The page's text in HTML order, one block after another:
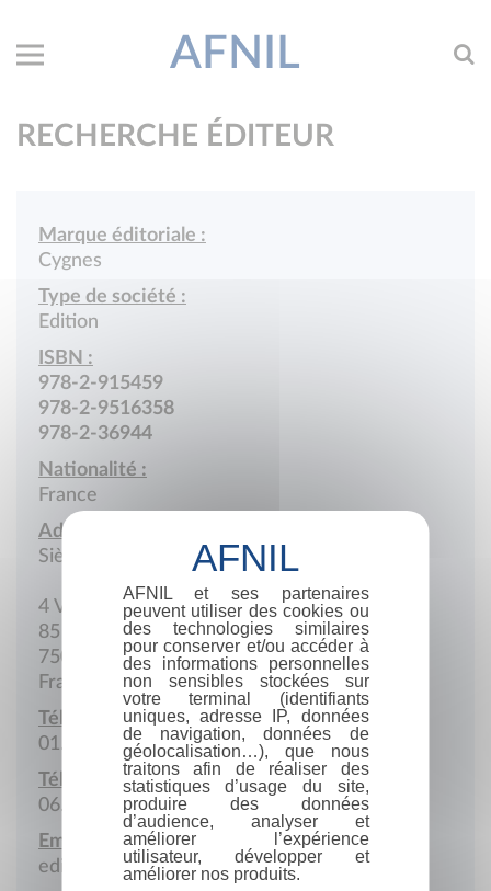
AFNIL
RECHERCHE ÉDITEUR
Marque éditoriale :
Cygnes
Type de société :
Edition
ISBN :
978-2-915459
978-2-9516358
978-2-36944
Nationalité :
France
Adresse :
Siège social
4 Villa des Otages
85 Rue Haxo
75020 Paris
France
Téléphone :
01.43.06.20.81
Téléphone portable :
06.11.64.27.45
Email :
edicygne@free.fr
AFNIL et ses partenaires
peuvent utiliser des cookies ou
des technologies similaires
pour conserver et/ou accéder à
des informations personnelles
non sensibles stockées sur
votre terminal (identifiants
uniques, adresse IP, données
de navigation, données de
géolocalisation…), que nous
traitons afin de réaliser des
statistiques d’usage du site,
produire des données
d’audience, analyser et
améliorer l’expérience
utilisateur, développer et
améliorer nos produits.